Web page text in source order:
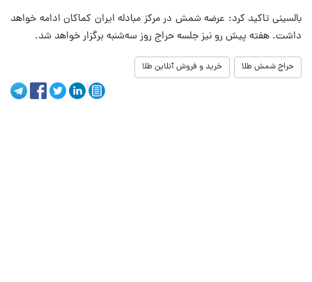
بالسینی تاکید کرد: عرضه شمش در مرکز مبادله ایران کماکان ادامه خواهد
داشت. هفته پیش رو نیز جلسه حراج روز سه‌شنبه برگزار خواهد شد.
حراج شمش طلا خرید و فروش آنلاین طلا